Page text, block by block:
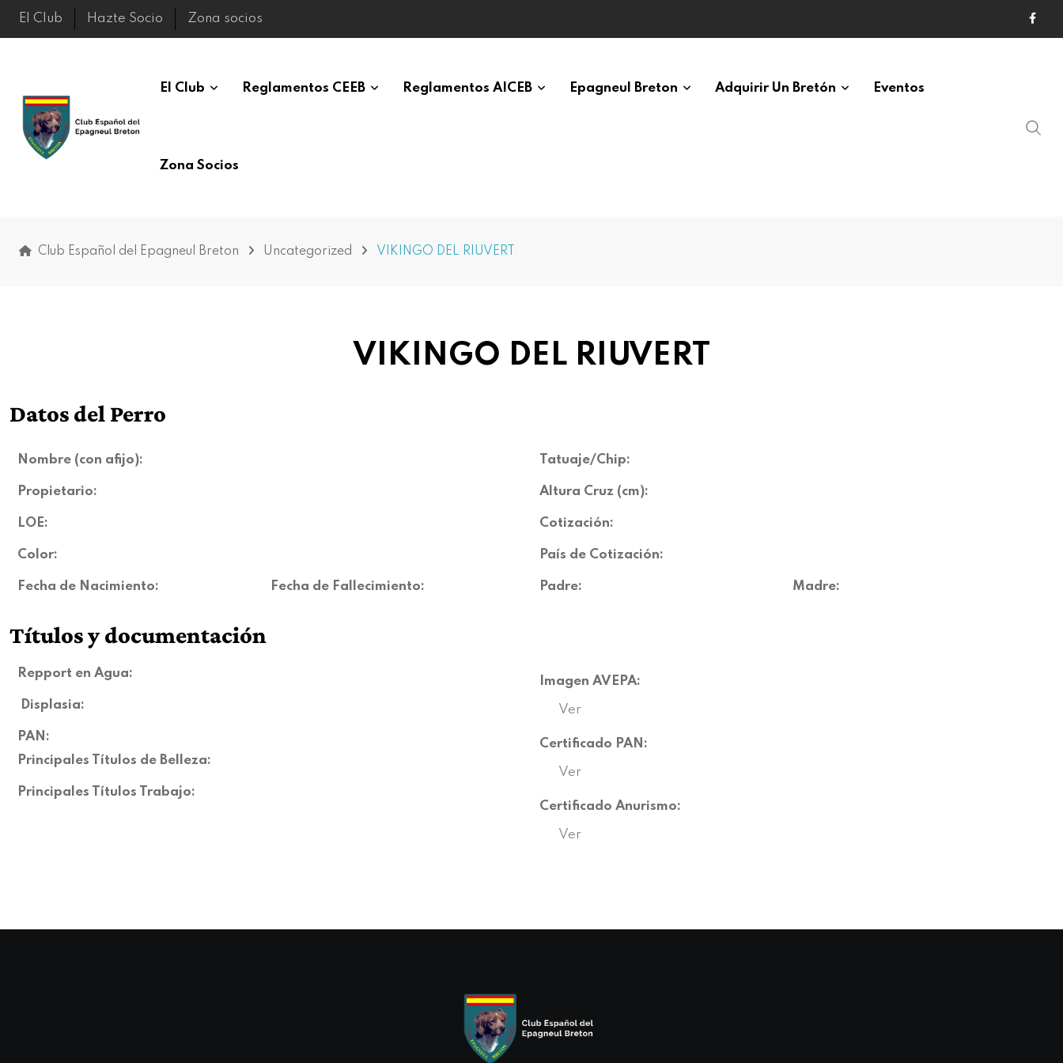
El Club Hazte Socio Zona socios
El Club Reglamentos CEEB Reglamentos AICEB Epagneul Breton Adquirir Un Bretón Eventos
Zona Socios
Club Español del Epagneul Breton Uncategorized VIKINGO DEL RIUVERT
VIKINGO DEL RIUVERT
Datos del Perro
Nombre (con afijo):
Propietario:
LOE:
Color:
Fecha de Nacimiento: Fecha de Fallecimiento:
Tatuaje/Chip:
Altura Cruz (cm):
Cotización:
País de Cotización:
Padre: Madre:
Títulos y documentación
Repport en Agua:
Displasia:
PAN:
Principales Títulos de Belleza:
Principales Títulos Trabajo:
Imagen AVEPA:
Ver
Certificado PAN:
Ver
Certificado Anurismo:
Ver